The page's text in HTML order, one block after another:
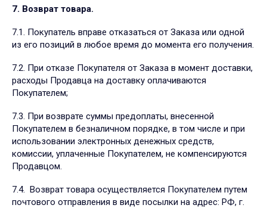
7. Возврат товара.
7.1. Покупатель вправе отказаться от Заказа или одной
из его позиций в любое время до момента его получения.
7.2. При отказе Покупателя от Заказа в момент доставки,
расходы Продавца на доставку оплачиваются
Покупателем;
7.3. При возврате суммы предоплаты, внесенной
Покупателем в безналичном порядке, в том числе и при
использовании электронных денежных средств,
комиссии, уплаченные Покупателем, не компенсируются
Продавцом.
7.4. Возврат товара осуществляется Покупателем путем
почтового отправления в виде посылки на адрес: РФ, г.